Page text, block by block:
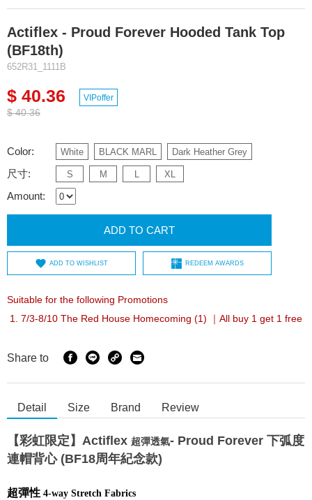
Actiflex - Proud Forever Hooded Tank Top
(BF18th)
652R31_1111B
$ 40.36
$ 40.36
VIPoffer
Color: White BLACK MARL Dark Heather Grey
尺寸: S M L XL
Amount:
ADD TO CART
ADD TO WISHLIST REDEEM AWARDS
Suitable for the following Promotions
7/3-8/10 The Red House Homecoming (1) ｜All buy 1 get 1 free
Share to
Detail Size Brand Review
【彩虹限定】Actiflex 超彈透氣- Proud Forever 下弧度
連帽背心 (BF18周年紀念款)
超彈性 4-way Stretch Fabrics